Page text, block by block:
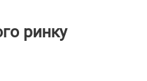
ринку